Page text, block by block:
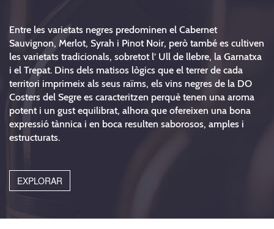
Entre les varietats negres predominen el Cabernet
Sauvignon, Merlot, Syrah i Pinot Noir, però també es cultiven
les varietats tradicionals, sobretot l’ Ull de llebre, la Garnatxa
i el Trepat. Dins dels matisos lògics que el terrer de cada
territori imprimeix als seus raïms, els vins negres de la DO
Costers del Segre es caracteritzen perquè tenen una aroma
potent i un gust equilibrat, alhora que ofereixen una bona
expressió tànnica i en boca resulten saborosos, amples i
estructurats.
EXPLORAR